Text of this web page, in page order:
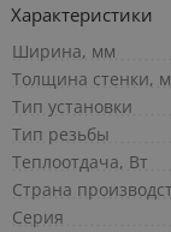
Характеристики
Ширина, мм
Толщина стенки,
Тип установки
Тип резьбы
Теплоотдача, Вт
Страна
Серия